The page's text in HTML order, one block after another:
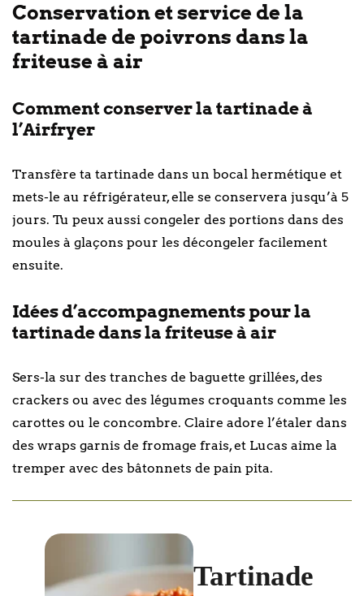
Conservation et service de la
tartinade de poivrons dans la
friteuse à air
Comment conserver la tartinade à
l’Airfryer
Transfère ta tartinade dans un bocal hermétique et
mets-le au réfrigérateur, elle se conservera jusqu’à 5
jours. Tu peux aussi congeler des portions dans des
moules à glaçons pour les décongeler facilement
ensuite.
Idées d’accompagnements pour la
tartinade dans la friteuse à air
Sers-la sur des tranches de baguette grillées, des
crackers ou avec des légumes croquants comme les
carottes ou le concombre. Claire adore l’étaler dans
des wraps garnis de fromage frais, et Lucas aime la
tremper avec des bâtonnets de pain pita.
Tartinade